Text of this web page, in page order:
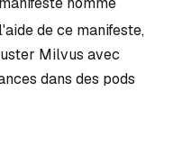
de ce manifeste,
Milvus avec
dans des pods